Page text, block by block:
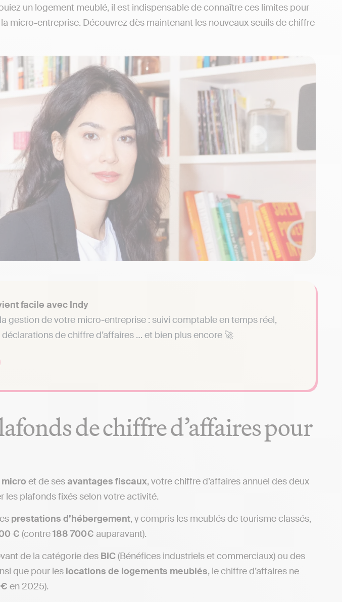
un logement meublé, il est indispensable de connaître ces limites pour
micro-entreprise. Découvrez dès maintenant les nouveaux seuils de chiffre
facile avec Indy
gestion de votre micro-entreprise : suivi comptable en temps réel,
de chiffre d’affaires … et bien plus encore 🚀
de chiffre d’affaires pour
micro et de ses avantages fiscaux, votre chiffre d’affaires annuel des deux
les plafonds fixés selon votre activité.
prestations d’hébergement, y compris les meublés de tourisme classés,
€ (contre188 700€ auparavant).
de la catégorie des BIC (Bénéfices industriels et commerciaux) ou des
que pour les locations de logements meublés, le chiffre d’affaires ne
en 2025).